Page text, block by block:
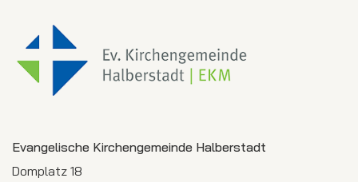
Evangelische Kirchengemeinde Halberstadt
Domplatz 18